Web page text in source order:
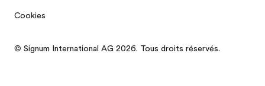
Cookies
© Signum International AG 2026. Tous droits réservés.